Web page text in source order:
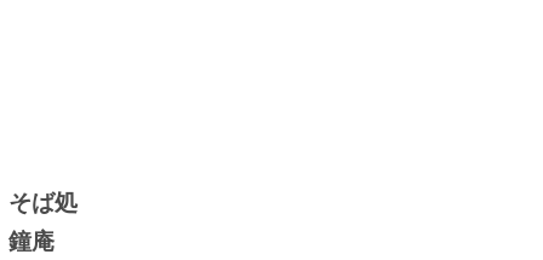
そば処
鐘庵